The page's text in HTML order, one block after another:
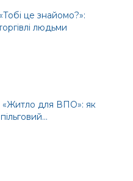
це знайомо?»:
людьми
«Житло для ВПО»: як